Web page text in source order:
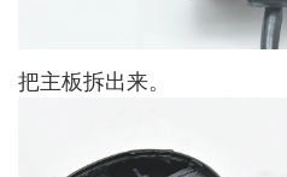
把主板拆出来。